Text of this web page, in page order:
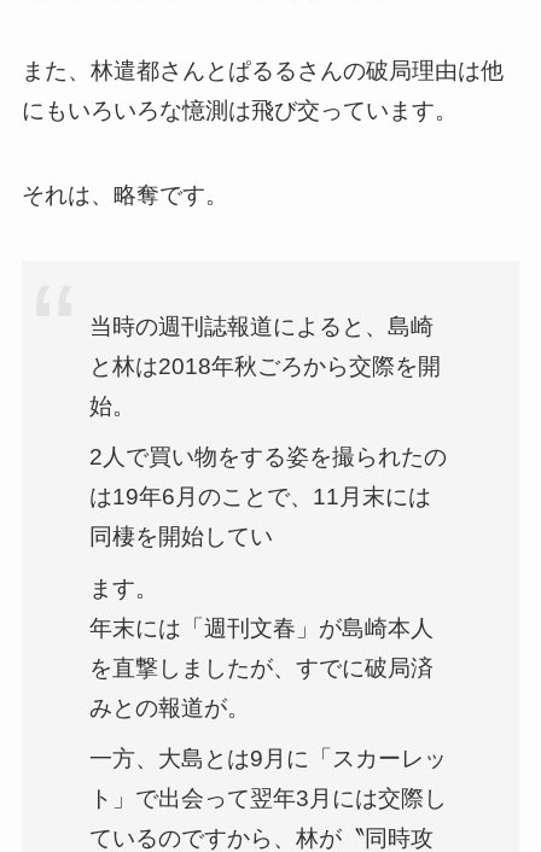
また、林遣都さんとぱるるさんの破局理由は他
にもいろいろな憶測は飛び交っています。
それは、略奪です。
当時の週刊誌報道によると、島崎
と林は2018年秋ごろから交際を開
始。
2人で買い物をする姿を撮られたの
は19年6月のことで、11月末には
同棲を開始してい
ます。
年末には「週刊文春」が島崎本人
を直撃しましたが、すでに破局済
みとの報道が。
一方、大島とは9月に「スカーレッ
ト」で出会って翌年3月には交際し
ているのですから、林が〝同時攻